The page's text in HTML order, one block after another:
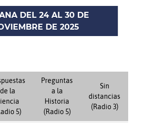
DEL 24 AL 30 DE
DE 2025
de la
5)
Preguntas
a la
Historia
(Radio 5)
Sin
distancias
(Radio 3)